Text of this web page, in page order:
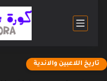
اللاعبين والاندية